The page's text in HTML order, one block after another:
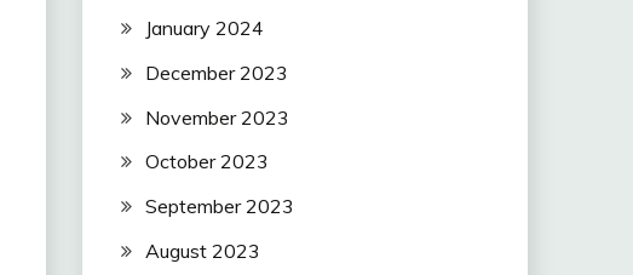
January 2024
December 2023
November 2023
October 2023
September 2023
August 2023